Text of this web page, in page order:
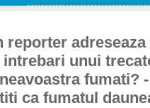
reporter adreseaza
intrebari unui
fumati?
ca fumatul